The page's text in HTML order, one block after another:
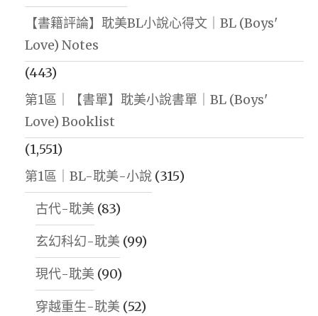
【書籍評論】耽美BL小說心得文｜BL (Boys'
Love) Notes
(443)
第1區｜【書單】耽美小說書單｜BL (Boys'
Love) Booklist
(1,551)
第1區｜BL-耽美-小說 (315)
古代-耽美 (83)
玄幻科幻-耽美 (99)
現代-耽美 (90)
穿越重生-耽美 (52)